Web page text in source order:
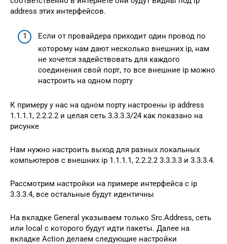
address этих интерфейсов.
Если от провайдера приходит один провод по
которому нам дают несколько внешних ip, нам
не хочется задействовать для каждого
соединения свой порт, то все внешние ip можно
настроить на одном порту
К примеру у нас на одном порту настроены ip address
1.1.1.1, 2.2.2.2 и целая сеть 3.3.3.3/24 как показано на
рисунке
Нам нужно настроить выход для разных локальных
компьютеров с внешних ip 1.1.1.1, 2.2.2.2 3.3.3.3 и 3.3.3.4.
Рассмотрим настройки на примере интерфейса с ip
3.3.3.4, все остальные будут идентичны
На вкладке General указываем только Src.Address, сеть
или local с которого будут идти пакеты. Далее на
вкладке Action делаем следующие настройки